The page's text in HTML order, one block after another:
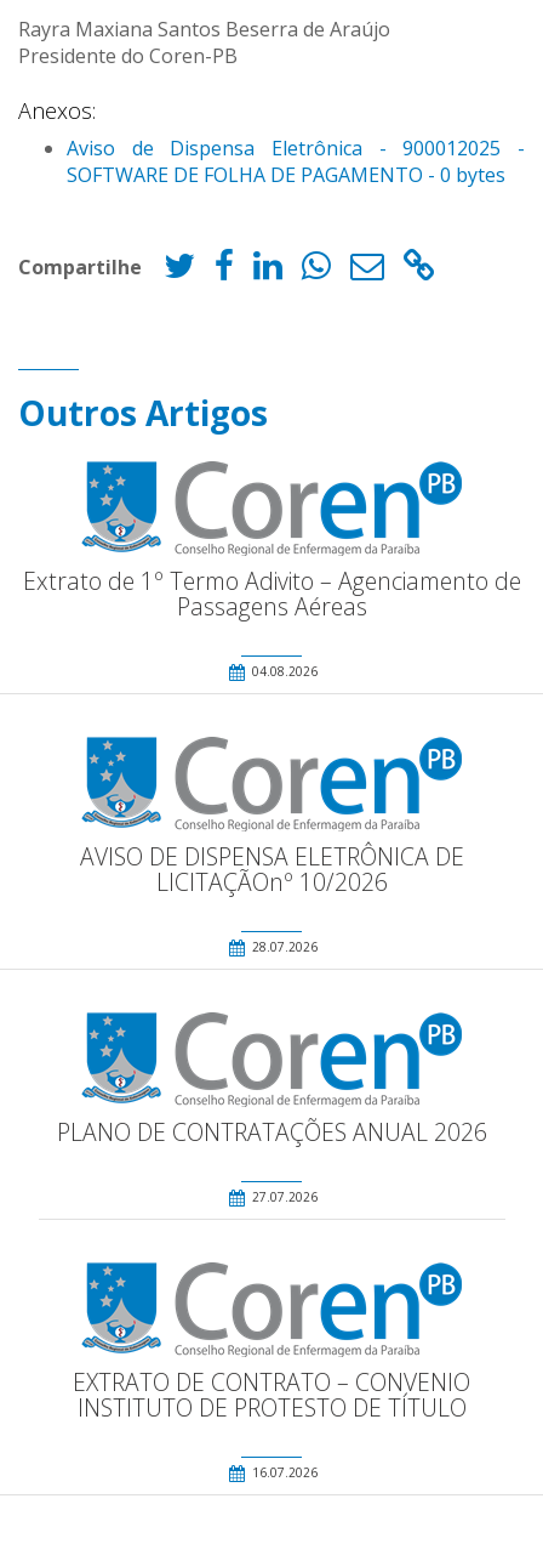
Rayra Maxiana Santos Beserra de Araújo
Presidente do Coren-PB
Anexos:
Aviso de Dispensa Eletrônica - 900012025 -
SOFTWARE DE FOLHA DE PAGAMENTO - 0 bytes
Compartilhe
Outros Artigos
Extrato de 1º Termo Adivito – Agenciamento de
Passagens Aéreas
04.08.2026
AVISO DE DISPENSA ELETRÔNICA DE
LICITAÇÃOnº 10/2026
28.07.2026
PLANO DE CONTRATAÇÕES ANUAL 2026
27.07.2026
EXTRATO DE CONTRATO – CONVENIO
INSTITUTO DE PROTESTO DE TÍTULO
16.07.2026